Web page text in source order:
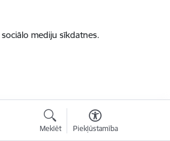
mediju sīkdatnes.
Meklēt Piekļūstamība